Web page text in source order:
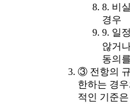
8. 비
경우
9. 일
않거
동의
③ 전항의
한하는 경
적인 기준